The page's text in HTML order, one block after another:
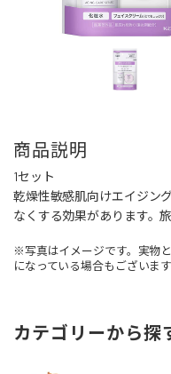
商品説明
1セット
乾燥性敏感肌向けエイジン
なくする効果があります。
※写真はイメージです。実物
になっている場合もございま
カテゴリーから探